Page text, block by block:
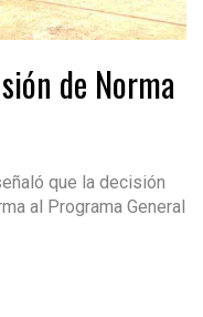
de Norma
que la decisión
al Programa General